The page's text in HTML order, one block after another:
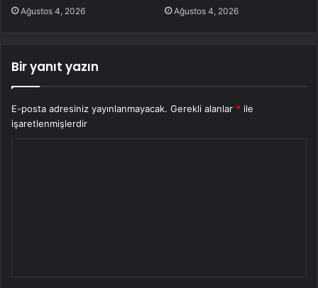
Ağustos 4, 2026 Ağustos 4, 2026
Bir yanıt yazın
E-posta adresiniz yayınlanmayacak. Gerekli alanlar * ile
işaretlenmişlerdir